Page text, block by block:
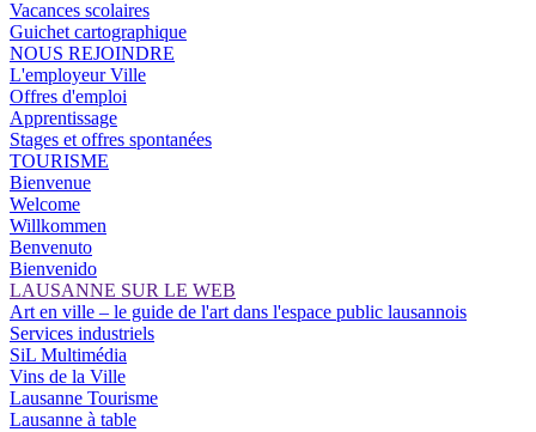
Vacances scolaires
Guichet cartographique
NOUS REJOINDRE
L'employeur Ville
Offres d'emploi
Apprentissage
Stages et offres spontanées
TOURISME
Bienvenue
Welcome
Willkommen
Benvenuto
Bienvenido
LAUSANNE SUR LE WEB
Art en ville – le guide de l'art dans l'espace public lausannois
Services industriels
SiL Multimédia
Vins de la Ville
Lausanne Tourisme
Lausanne à table